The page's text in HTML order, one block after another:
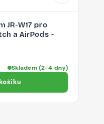
JR-W17 pro
a AirPods -
Skladem (2-4 dny)